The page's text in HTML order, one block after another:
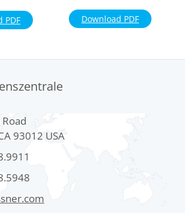
PDF Download PDF
93012 USA